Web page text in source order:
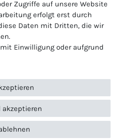
funktionale Fußball &
Seitentaschen, Keep Dry
Zugriffe auf unsere Website
erfolgt erst durch
Daten mit Dritten, die wir
Einwilligung oder aufgrund
Es besteht das Recht,
zu einem späteren
Beachten Sie unser
zur Verwendung
unsererDaten­schutz­erklärung
akzeptieren